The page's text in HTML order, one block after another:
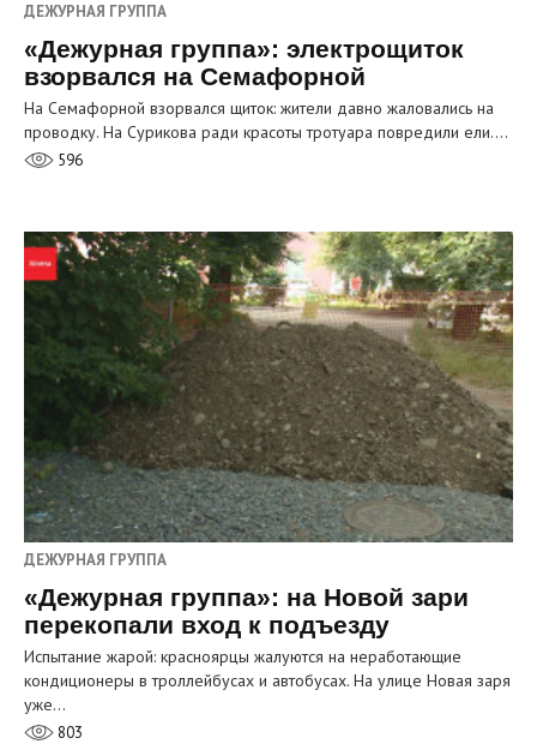
ДЕЖУРНАЯ ГРУППА
«Дежурная группа»: электрощиток
взорвался на Семафорной
На Семафорной взорвался щиток: жители давно жаловались на
проводку. На Сурикова ради красоты тротуара повредили ели.…
596
ДЕЖУРНАЯ ГРУППА
«Дежурная группа»: на Новой зари
перекопали вход к подъезду
Испытание жарой: красноярцы жалуются на неработающие
кондиционеры в троллейбусах и автобусах. На улице Новая заря
уже…
803